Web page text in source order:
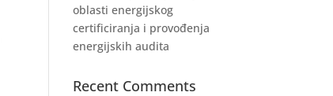
oblasti energijskog
certificiranja i provođenja
energijskih audita
Recent Comments